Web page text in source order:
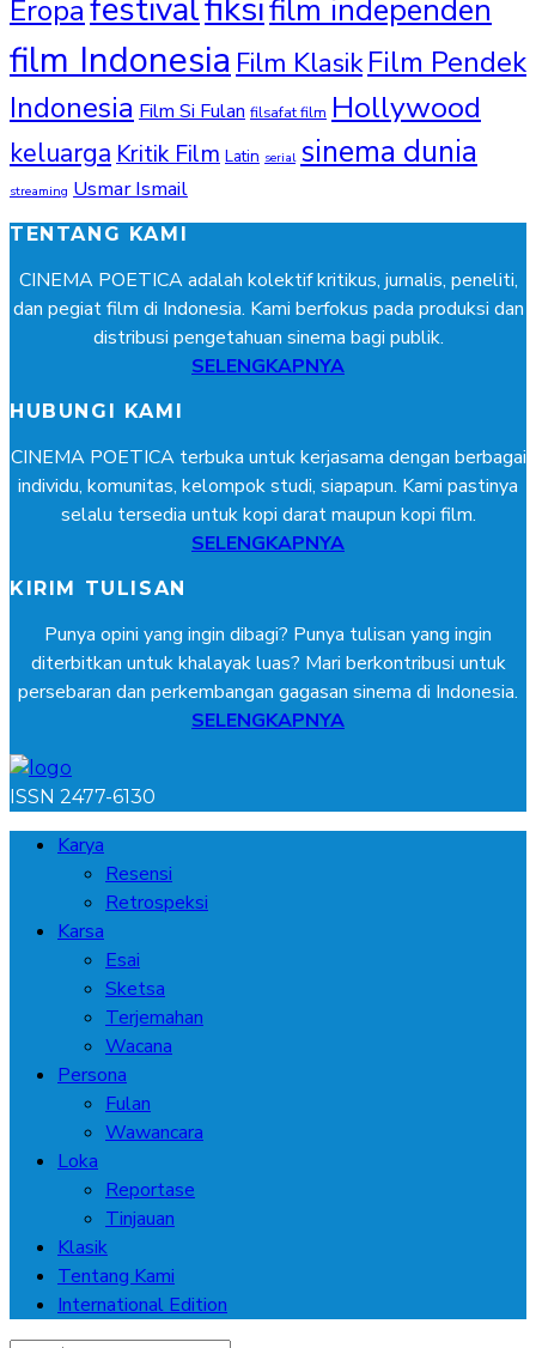
Eropafestivalfiksifilm independen
film Indonesia Film Klasik Film Pendek
Indonesia Film Si Fulan filsafat film Hollywood
keluarga Kritik Film Latin serial sinema dunia
streaming Usmar Ismail
TENTANG KAMI
CINEMA POETICA adalah kolektif kritikus, jurnalis, peneliti,
dan pegiat film di Indonesia. Kami berfokus pada produksi dan
distribusi pengetahuan sinema bagi publik.
SELENGKAPNYA
HUBUNGI KAMI
CINEMA POETICA terbuka untuk kerjasama dengan berbagai
individu, komunitas, kelompok studi, siapapun. Kami pastinya
selalu tersedia untuk kopi darat maupun kopi film.
SELENGKAPNYA
KIRIM TULISAN
Punya opini yang ingin dibagi? Punya tulisan yang ingin
diterbitkan untuk khalayak luas? Mari berkontribusi untuk
persebaran dan perkembangan gagasan sinema di Indonesia.
SELENGKAPNYA
ISSN 2477-6130
Karya
Resensi
Retrospeksi
Karsa
Esai
Sketsa
Terjemahan
Wacana
Persona
Fulan
Wawancara
Loka
Reportase
Tinjauan
Klasik
Tentang Kami
International Edition